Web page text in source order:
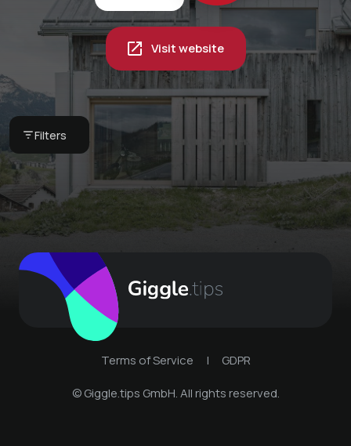
Visit website
Filters
Bergkultur -
Ferienwohnungen
Terms of Service |
GDPR
© Giggle.tips GmbH. All rights reserved.